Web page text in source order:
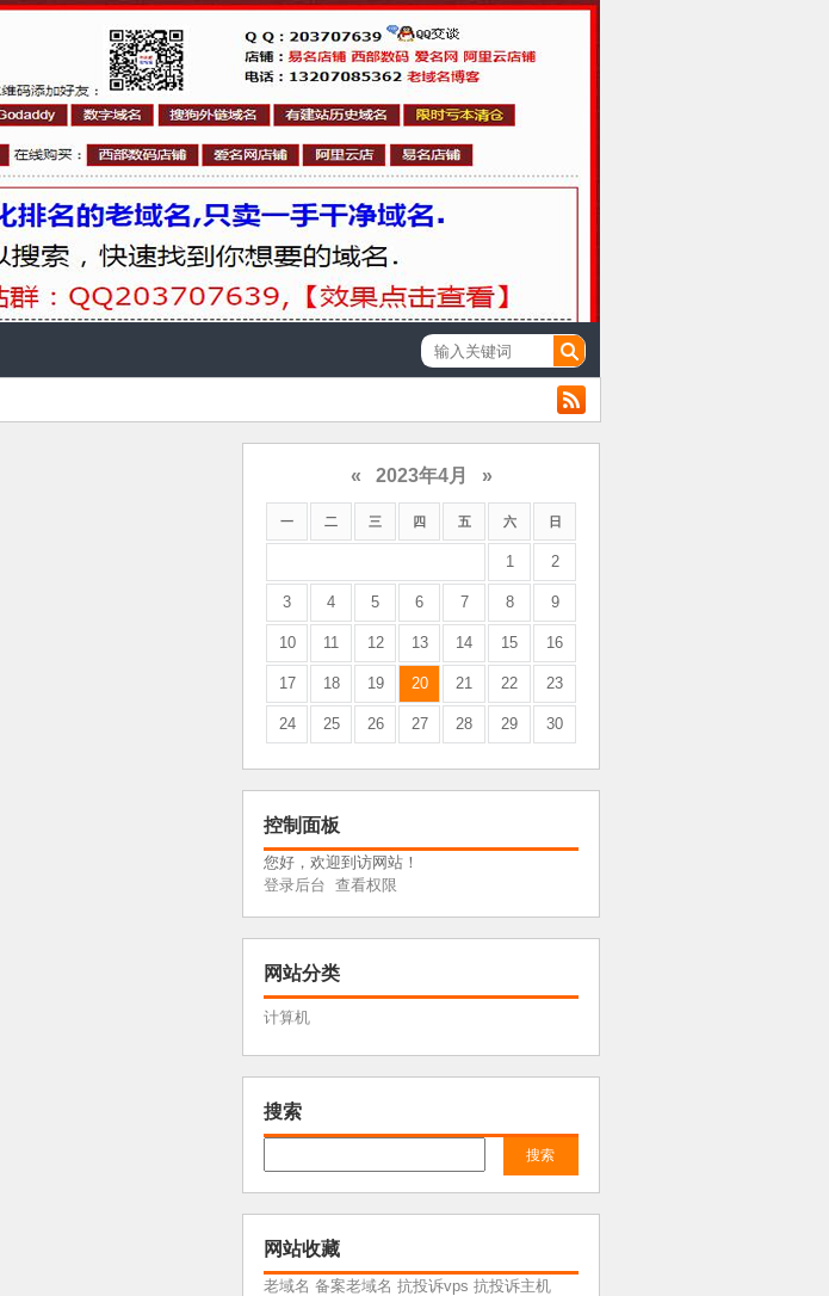
« 2023年4月 »
一 二 三 四 五 六 日
1 2
3 4 5 6 7 8 9
10 11 12 13 14 15 16
17 18 19 20 21 22 23
24 25 26 27 28 29 30
控制面板
您好，欢迎到访网站！
登录后台 查看权限
网站分类
计算机
搜索
网站收藏
老域名 备案老域名 抗投诉vps 抗投诉主机